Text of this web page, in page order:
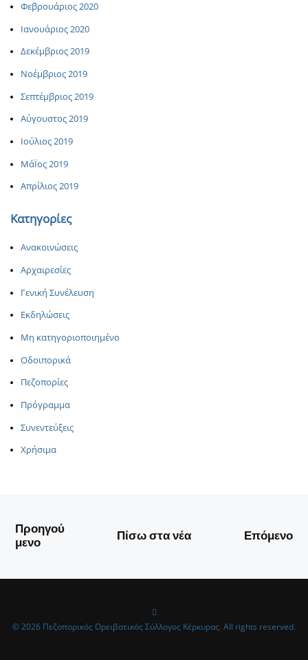
Φεβρουάριος 2020
Ιανουάριος 2020
Δεκέμβριος 2019
Νοέμβριος 2019
Σεπτέμβριος 2019
Αύγουστος 2019
Ιούλιος 2019
ΜάΪος 2019
Απρίλιος 2019
Κατηγορίες
Ανακοινώσεις
Αρχαιρεσίες
Γενική Συνέλευση
Εκδηλώσεις
Μη κατηγοριοποιημένο
Οδοιπορικά
Πεζοπορίες
Πρόγραμμα
Συνεντεύξεις
Χρήσιμα
Προηγού
μενο
Πίσω στα νέα Επόμενο
© 2026 Πεζοπορικός Ορειβατικός Σύλλογος Κέρκυρας. All rights reserved.